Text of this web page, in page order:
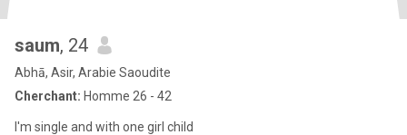
saum, 24
Abhā, Asir, Arabie Saoudite
Cherchant: Homme 26 - 42
I'm single and with one girl child